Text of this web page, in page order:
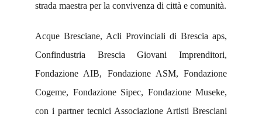
strada maestra per la convivenza di città e comunità.
Acque Bresciane, Acli Provinciali di Brescia aps,
Confindustria Brescia Giovani Imprenditori,
Fondazione AIB, Fondazione ASM, Fondazione
Cogeme, Fondazione Sipec, Fondazione Museke,
con i partner tecnici Associazione Artisti Bresciani